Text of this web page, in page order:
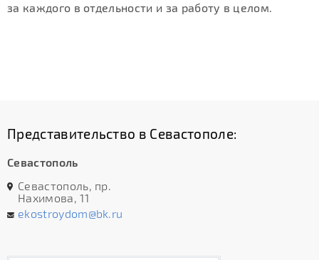
за каждого в отдельности и за работу в целом.
Представительство в Севастополе:
Севастополь
Севастополь, пр.
Нахимова, 11
ekostroydom@bk.ru